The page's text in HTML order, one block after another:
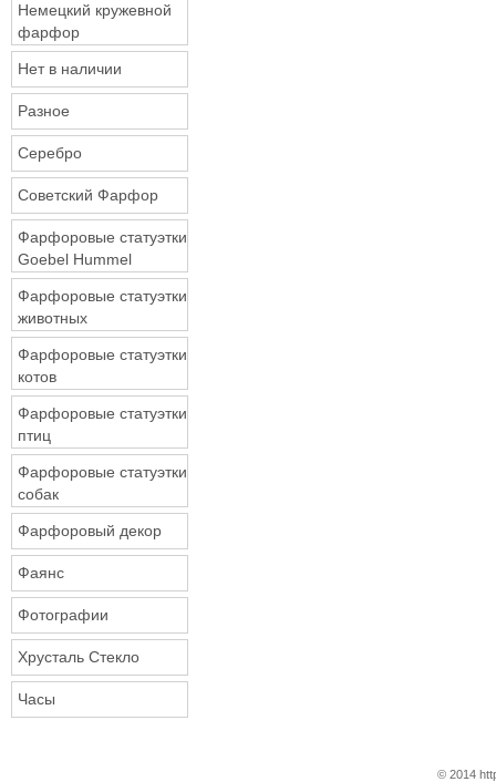
Немецкий кружевной
фарфор
Нет в наличии
Разное
Серебро
Советский Фарфор
Фарфоровые статуэтки
Goebel Hummel
Фарфоровые статуэтки
животных
Фарфоровые статуэтки
котов
Фарфоровые статуэтки
птиц
Фарфоровые статуэтки
собак
Фарфоровый декор
Фаянс
Фотографии
Хрусталь Стекло
Часы
© 2014